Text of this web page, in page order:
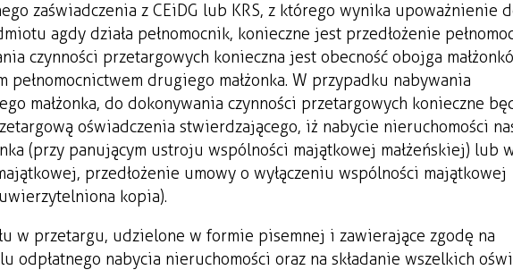
zaświadczenia z CEiDG lub KRS, z którego wynika upoważnienie
a gdy działa pełnomocnik, konieczne jest przedłożenie
czynności przetargowych konieczna jest obecność obojga
pełnomocnictwem drugiego małżonka. W przypadku nabywania
małżonka, do dokonywania czynności przetargowych konieczne
oświadczenia stwierdzającego, iż nabycie nieruchomości
(przy panującym ustroju wspólności majątkowej małżeńskiej) lub
przedłożenie umowy o wyłączeniu wspólności majątkowej
kopia).
w przetargu, udzielone w formie pisemnej i zawierające zgodę na
odpłatnego nabycia nieruchomości oraz na składanie wszelkich